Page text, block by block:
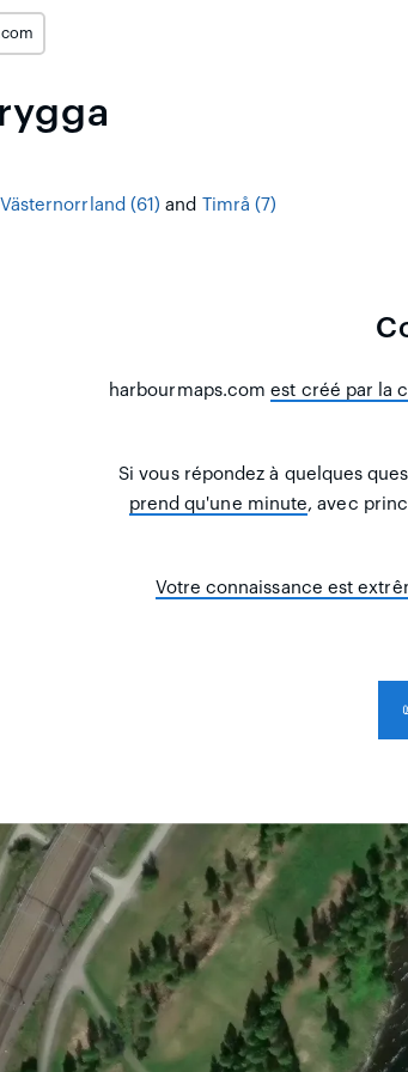
Västernorrland (61) and Timrå (7)
harbourmaps.comest créé par la
Si vous répondez à quelques
prend qu'une minute, avec
Votre connaissance est